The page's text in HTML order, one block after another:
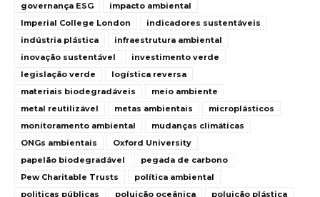
governança ESG
impacto ambiental
Imperial College London
indicadores sustentáveis
indústria plástica
infraestrutura ambiental
inovação sustentável
investimento verde
legislação verde
logística reversa
materiais biodegradáveis
meio ambiente
metal reutilizável
metas ambientais
microplásticos
monitoramento ambiental
mudanças climáticas
ONGs ambientais
Oxford University
papelão biodegradável
pegada de carbono
Pew Charitable Trusts
política ambiental
politicas públicas
poluição oceânica poluição plástica